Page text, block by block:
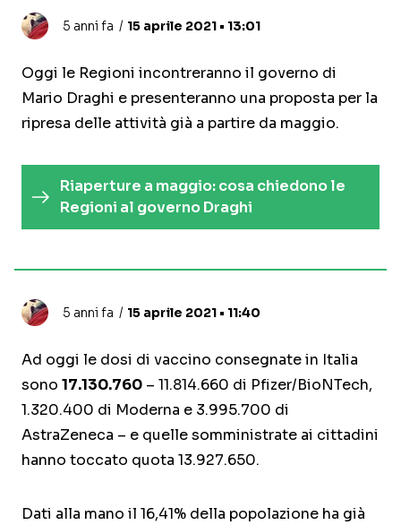
5 anni fa 15 aprile 2021 • 13:01
Oggi le Regioni incontreranno il governo di
Mario Draghi e presenteranno una proposta per la
ripresa delle attività già a partire da maggio.
Riaperture a maggio: cosa chiedono le
Regioni al governo Draghi
5 anni fa 15 aprile 2021 • 11:40
Ad oggi le dosi di vaccino consegnate in Italia
sono 17.130.760 – 11.814.660 di Pfizer/BioNTech,
1.320.400 di Moderna e 3.995.700 di
AstraZeneca – e quelle somministrate ai cittadini
hanno toccato quota 13.927.650.
Dati alla mano il 16,41% della popolazione ha già